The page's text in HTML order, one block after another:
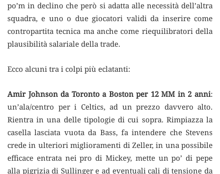
po’m in declino che però si adatta alle necessità dell’altra
squadra, e uno o due giocatori validi da inserire come
contropartita tecnica ma anche come riequilibratori della
plausibilità salariale della trade.
Ecco alcuni tra i colpi più eclatanti:
Amir Johnson da Toronto a Boston per 12 MM in 2 anni:
un’ala/centro per i Celtics, ad un prezzo davvero alto.
Rientra in una delle tipologie di cui sopra. Rimpiazza la
casella lasciata vuota da Bass, fa intendere che Stevens
crede in ulteriori miglioramenti di Zeller, in una possibile
efficace entrata nei pro di Mickey, mette un po’ di pepe
alla pigrizia di Sullinger e ad eventuali cali di tensione da